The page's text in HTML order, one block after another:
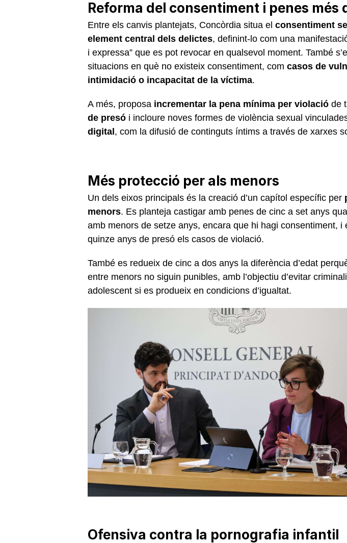
Reforma del consentiment i penes més
Entre els canvis plantejats, Concòrdia situa el consentiment
element central dels delictes, definint-lo com una
i expressa” que es pot revocar en qualsevol moment. També
situacions en què no existeix consentiment, com casos de
intimidació o incapacitat de la víctima.
A més, proposa incrementar la pena mínima per violació de
de presó i incloure noves formes de violència sexual
digital, com la difusió de continguts íntims a través de xarxes
Més protecció per als menors
Un dels eixos principals és la creació d’un capítol específic per
menors. Es planteja castigar amb penes de cinc a set anys
amb menors de setze anys, encara que hi hagi consentiment, i
quinze anys de presó els casos de violació.
També es redueix de cinc a dos anys la diferència d’edat
entre menors no siguin punibles, amb l’objectiu d’evitar
adolescent si es produeix en condicions d’igualtat.
Ofensiva contra la pornografia infantil